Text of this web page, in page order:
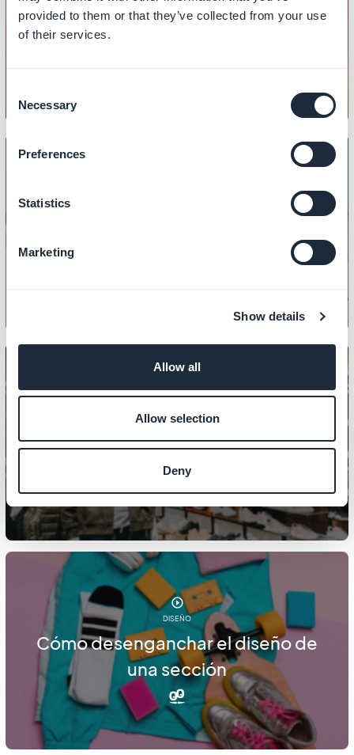
provided to them or that they’ve collected from your use
of their services.
Selection
Necessary
Preferences
Statistics
Marketing
Show details
Allow all
Allow selection
Deny
Cómo configurar el estilo global de
DISEÑO
Cómo desenganchar el diseño de
una sección